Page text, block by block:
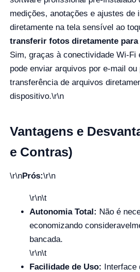
medições, anotações e ajustes de
diretamente na tela sensível ao
transferir fotos diretamente para
Sim, graças à conectividade Wi-Fi
pode enviar arquivos por e-mail
transferência de arquivos
dispositivo.\r\n
Vantagens e
e Contras)
\r\nPrós:\r\n
\r\n\t
Autonomia Total: Não é
economizando
bancada.
\r\n\t
Facilidade de Uso: Interface